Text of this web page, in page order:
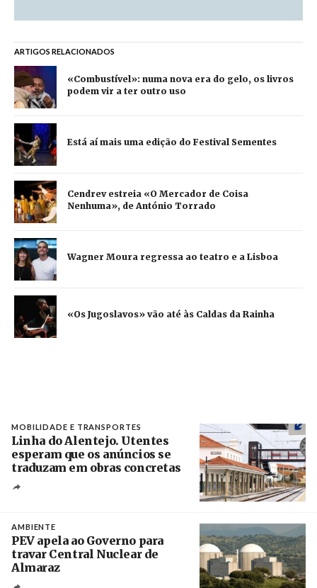
ARTIGOS RELACIONADOS
«Combustível»: numa nova era do gelo, os livros
podem vir a ter outro uso
Está aí mais uma edição do Festival Sementes
Cendrev estreia «O Mercador de Coisa
Nenhuma», de António Torrado
Wagner Moura regressa ao teatro e a Lisboa
«Os Jugoslavos» vão até às Caldas da Rainha
MOBILIDADE E TRANSPORTES
Linha do Alentejo. Utentes
esperam que os anúncios se
traduzam em obras concretas
AMBIENTE
PEV apela ao Governo para
travar Central Nuclear de
Almaraz